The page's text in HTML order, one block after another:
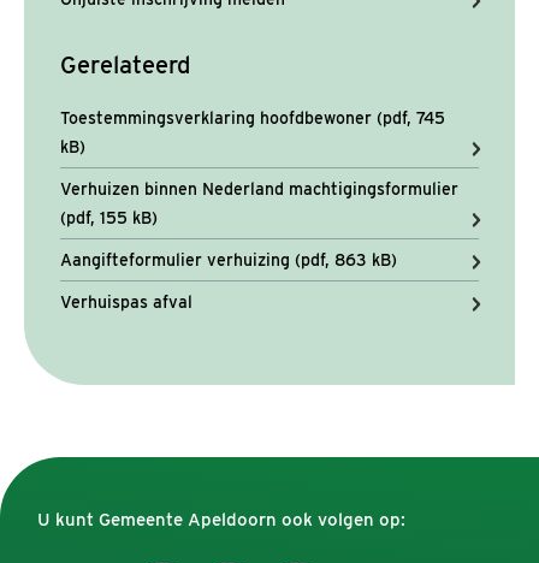
Gerelateerd
Toestemmingsverklaring hoofdbewoner (pdf, 745
kB)
Verhuizen binnen Nederland machtigingsformulier
(pdf, 155 kB)
Aangifteformulier verhuizing (pdf, 863 kB)
Verhuispas afval
U kunt Gemeente Apeldoorn ook volgen op: